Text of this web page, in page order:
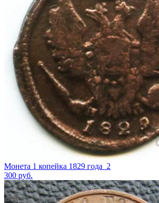
Монета 1 копейка 1829 года_2
300 руб.